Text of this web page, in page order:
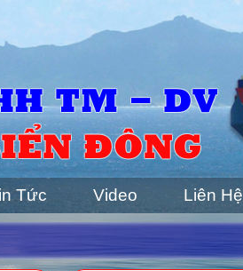
TM - DV
ĐÔNG
Tức Video Liên Hệ